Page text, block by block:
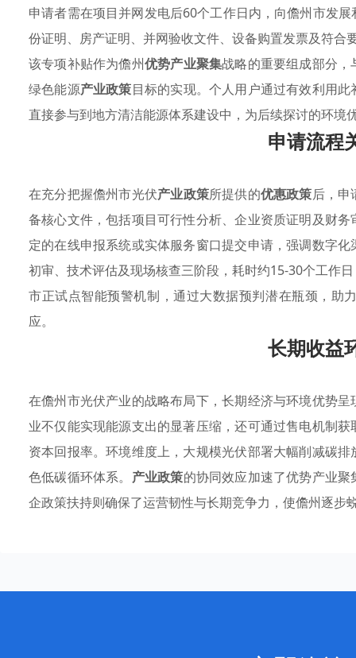
申请者需在项目并网发电后60个工作日内，向儋州市发
份证明、房产证明、并网验收文件、设备购置发票及符合
该专项补贴作为儋州优势产业聚集战略的重要组成部分，
绿色能源产业政策目标的实现。个人用户通过有效利用
直接参与到地方清洁能源体系建设中，为后续探讨的环境
申请流程
在充分把握儋州市光伏产业政策所提供的优惠政策后，申
备核心文件，包括项目可行性分析、企业资质证明及财
定的在线申报系统或实体服务窗口提交申请，强调数字
初审、技术评估及现场核查三阶段，耗时约15-30个工作
市正试点智能预警机制，通过大数据预判潜在瓶颈，助
应。
长期收益
在儋州市光伏产业的战略布局下，长期经济与环境优势
业不仅能实现能源支出的显著压缩，还可通过售电机制
资本回报率。环境维度上，大规模光伏部署大幅削减碳
色低碳循环体系。 产业政策的协同效应加速了优势产业
企政策扶持则确保了运营韧性与长期竞争力，使儋州逐步